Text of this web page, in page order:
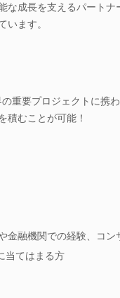
な成長を支えるパートナ
います。
重要プロジェクトに携
積むことが可能！
金融機関での経験、コ
当てはまる方